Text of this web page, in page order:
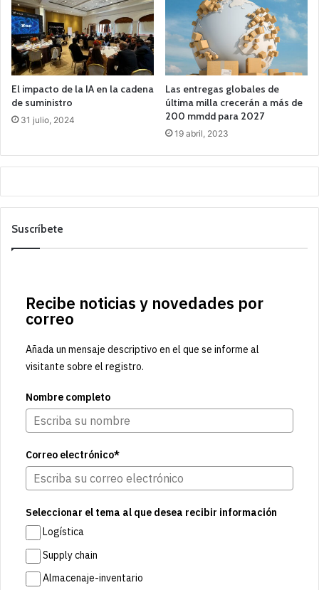
El impacto de la IA en la cadena
de suministro
31 julio, 2024
Las entregas globales de
última milla crecerán a más de
200 mmdd para 2027
19 abril, 2023
Suscríbete
Recibe noticias y novedades por
correo
Añada un mensaje descriptivo en el que se informe al
visitante sobre el registro.
Nombre completo
Correo electrónico*
Seleccionar el tema al que desea recibir información
Logística
Supply chain
Almacenaje-inventario